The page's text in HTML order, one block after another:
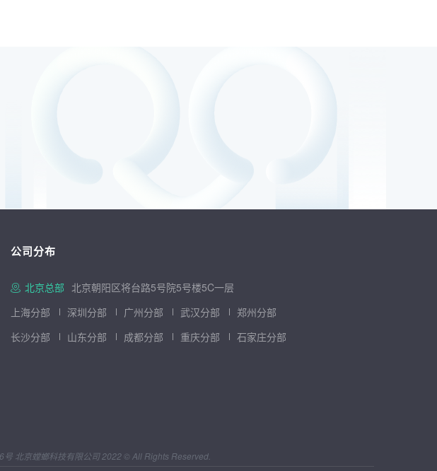
公司分布
北京总部 北京朝阳区将台路5号院5号楼5C一层
上海分部
深圳分部 广州分部 武汉分部
郑州分部
长沙分部
山东分部 成都分部 重庆分部 石家庄分部
号北京螳螂科技有限公司 2022 © All Rights Reserved.